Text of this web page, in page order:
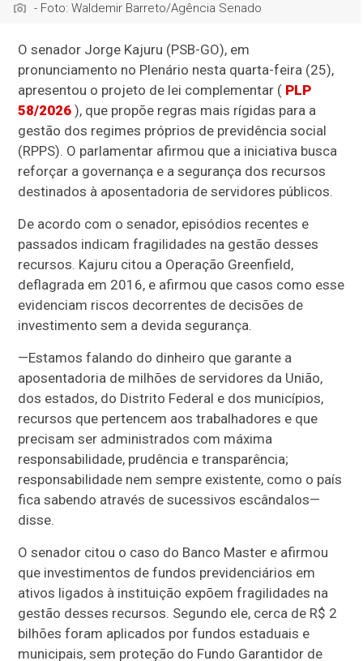
- Foto: Waldemir Barreto/Agência Senado
O senador Jorge Kajuru (PSB-GO), em
pronunciamento no Plenário nesta quarta-feira (25),
apresentou o projeto de lei complementar ( PLP
58/2026 ), que propõe regras mais rígidas para a
gestão dos regimes próprios de previdência social
(RPPS). O parlamentar afirmou que a iniciativa busca
reforçar a governança e a segurança dos recursos
destinados à aposentadoria de servidores públicos.
De acordo com o senador, episódios recentes e
passados indicam fragilidades na gestão desses
recursos. Kajuru citou a Operação Greenfield,
deflagrada em 2016, e afirmou que casos como esse
evidenciam riscos decorrentes de decisões de
investimento sem a devida segurança.
—Estamos falando do dinheiro que garante a
aposentadoria de milhões de servidores da União,
dos estados, do Distrito Federal e dos municípios,
recursos que pertencem aos trabalhadores e que
precisam ser administrados com máxima
responsabilidade, prudência e transparência;
responsabilidade nem sempre existente, como o país
fica sabendo através de sucessivos escândalos—
disse.
O senador citou o caso do Banco Master e afirmou
que investimentos de fundos previdenciários em
ativos ligados à instituição expõem fragilidades na
gestão desses recursos. Segundo ele, cerca de R$ 2
bilhões foram aplicados por fundos estaduais e
municipais, sem proteção do Fundo Garantidor de